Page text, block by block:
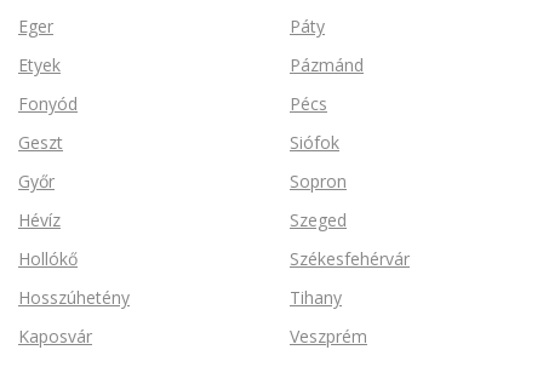
Eger
Etyek
Fonyód
Geszt
Győr
Hévíz
Hollókő
Hosszúhetény
Kaposvár
Páty
Pázmánd
Pécs
Siófok
Sopron
Szeged
Székesfehérvár
Tihany
Veszprém